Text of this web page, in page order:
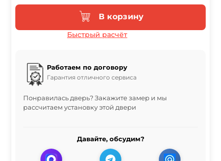
В корзину
Быстрый расчёт
Работаем по договору
Гарантия отличного сервиса
Понравилась дверь? Закажите замер и мы
рассчитаем установку этой двери
Давайте, обсудим?